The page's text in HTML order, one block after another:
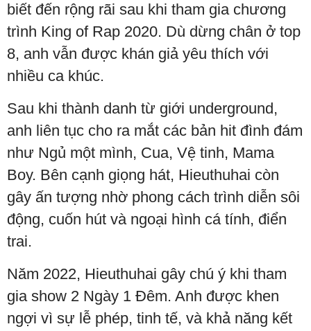
biết đến rộng rãi sau khi tham gia chương
trình King of Rap 2020. Dù dừng chân ở top
8, anh vẫn được khán giả yêu thích với
nhiều ca khúc.
Sau khi thành danh từ giới underground,
anh liên tục cho ra mắt các bản hit đình đám
như Ngủ một mình, Cua, Vệ tinh, Mama
Boy. Bên cạnh giọng hát, Hieuthuhai còn
gây ấn tượng nhờ phong cách trình diễn sôi
động, cuốn hút và ngoại hình cá tính, điển
trai.
Năm 2022, Hieuthuhai gây chú ý khi tham
gia show 2 Ngày 1 Đêm. Anh được khen
ngợi vì sự lễ phép, tinh tế, và khả năng kết